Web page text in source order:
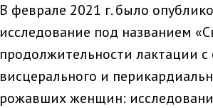
В феврале 2021 г. было
исследование под названием
продолжительности лактации
висцерального и
рожавших женщин: